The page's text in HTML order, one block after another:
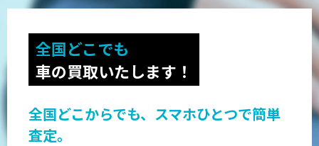
全国どこでも
車の買取いたします！
全国どこからでも、スマホひとつで簡単
査定。